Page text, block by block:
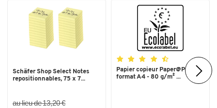
Schäfer Shop Select Notes
repositionnables, 75 x 7...
au lieu de 13,20 €
Papier copieur Paper@Print -
format A4 - 80 g/m² ...